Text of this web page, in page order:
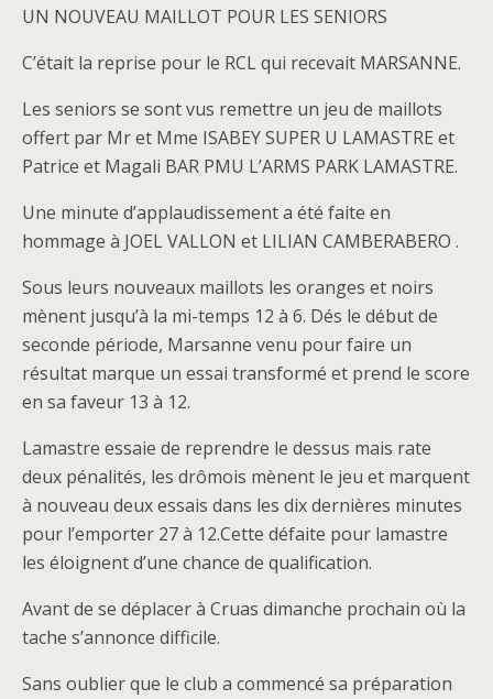
UN NOUVEAU MAILLOT POUR LES SENIORS
C’était la reprise pour le RCL qui recevait MARSANNE.
Les seniors se sont vus remettre un jeu de maillots
offert par Mr et Mme ISABEY SUPER U LAMASTRE et
Patrice et Magali BAR PMU L’ARMS PARK LAMASTRE.
Une minute d’applaudissement a été faite en
hommage à JOEL VALLON et LILIAN CAMBERABERO .
Sous leurs nouveaux maillots les oranges et noirs
mènent jusqu’à la mi-temps 12 à 6. Dés le début de
seconde période, Marsanne venu pour faire un
résultat marque un essai transformé et prend le score
en sa faveur 13 à 12.
Lamastre essaie de reprendre le dessus mais rate
deux pénalités, les drômois mènent le jeu et marquent
à nouveau deux essais dans les dix dernières minutes
pour l’emporter 27 à 12.Cette défaite pour lamastre
les éloignent d’une chance de qualification.
Avant de se déplacer à Cruas dimanche prochain où la
tache s’annonce difficile.
Sans oublier que le club a commencé sa préparation